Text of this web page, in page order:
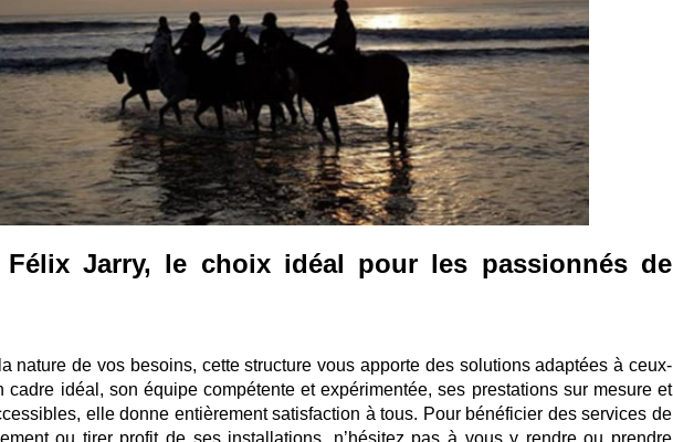
Félix Jarry, le choix idéal pour les passionnés de
nature de vos besoins, cette structure vous apporte des solutions adaptées à ceux-
cadre idéal, son équipe compétente et expérimentée, ses prestations sur mesure et
elle donne entièrement satisfaction à tous. Pour bénéficier des services de
ou tirer profit de ses installations, n’hésitez pas à vous y rendre ou prendre